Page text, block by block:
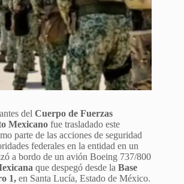
del Cuerpo de Fuerzas
Mexicano fue trasladado este
parte de las acciones de seguridad
federales en la entidad en un
a bordo de un avión Boeing 737/800
que despegó desde la Base
1, en Santa Lucía, Estado de México.